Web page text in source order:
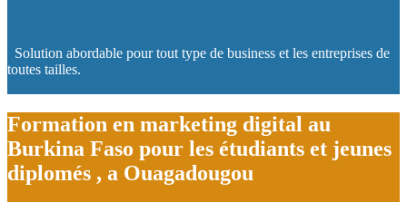
Solution abordable pour tout type de business et les entreprises de
toutes tailles.
Formation en marketing digital au
Burkina Faso pour les étudiants et jeunes
diplomés , a Ouagadougou